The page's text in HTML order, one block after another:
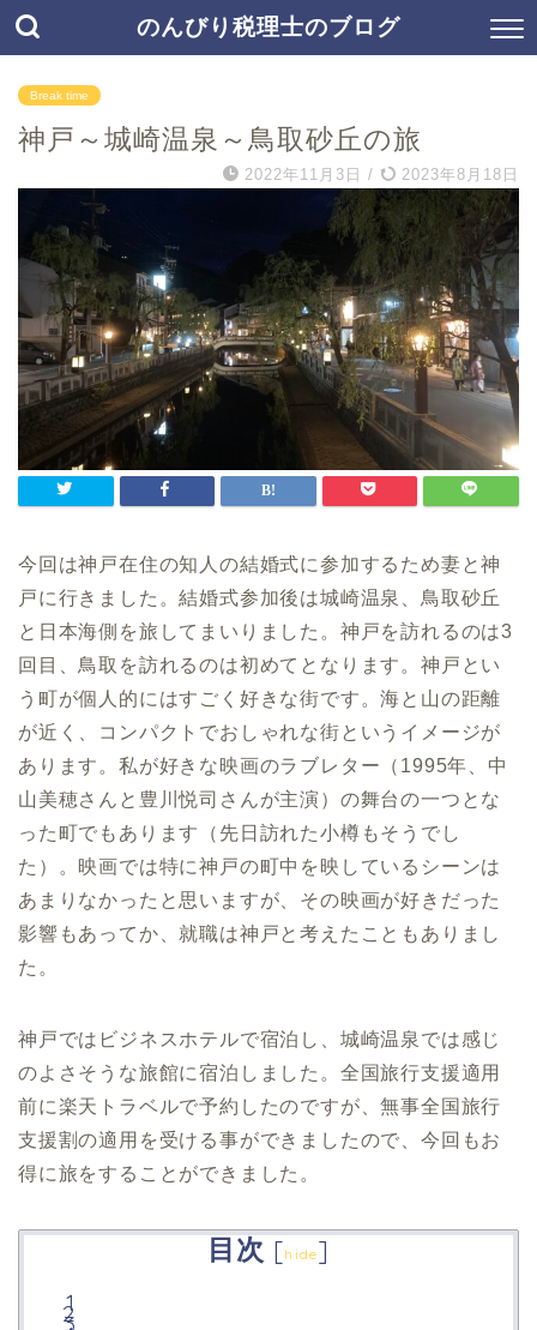
のんびり税理士のブログ
Break time
神戸～城崎温泉～鳥取砂丘の旅
2022年11月3日 / 2023年8月18日
今回は神戸在住の知人の結婚式に参加するため妻と神
戸に行きました。結婚式参加後は城崎温泉、鳥取砂丘
と日本海側を旅してまいりました。神戸を訪れるのは3
回目、鳥取を訪れるのは初めてとなります。神戸とい
う町が個人的にはすごく好きな街です。海と山の距離
が近く、コンパクトでおしゃれな街というイメージが
あります。私が好きな映画のラブレター（1995年、中
山美穂さんと豊川悦司さんが主演）の舞台の一つとな
った町でもあります（先日訪れた小樽もそうでし
た）。映画では特に神戸の町中を映しているシーンは
あまりなかったと思いますが、その映画が好きだった
影響もあってか、就職は神戸と考えたこともありまし
た。
神戸ではビジネスホテルで宿泊し、城崎温泉では感じ
のよさそうな旅館に宿泊しました。全国旅行支援適用
前に楽天トラベルで予約したのですが、無事全国旅行
支援割の適用を受ける事ができましたので、今回もお
得に旅をすることができました。
目次 [hide]